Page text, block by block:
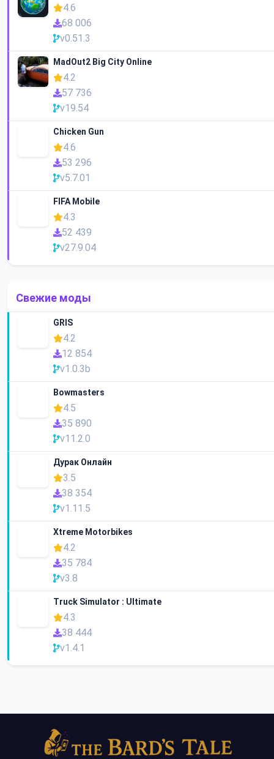
4.6
68 006
v0.51.3
MadOut2 Big City Online
4.2
57 736
v19.54
Chicken Gun
4.6
53 296
v5.7.01
FIFA Mobile
4.3
52 439
v27.9.04
Свежие моды
GRIS
4.2
12 854
v1.0.3b
Bowmasters
4.5
35 890
v11.2.0
Дурак Онлайн
3.5
38 354
v1.11.5
Xtreme Motorbikes
4.2
35 784
v3.8
Truck Simulator : Ultimate
4.3
38 444
v1.4.1